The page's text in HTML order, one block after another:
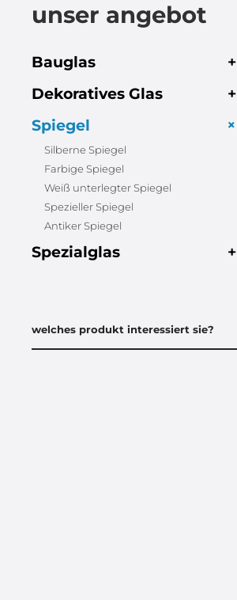
unser angebot
Bauglas
+
Dekoratives Glas
+
Spiegel
+
Silberne Spiegel
Farbige Spiegel
Weiß unterlegter Spiegel
Spezieller Spiegel
Antiker Spiegel
Spezialglas +